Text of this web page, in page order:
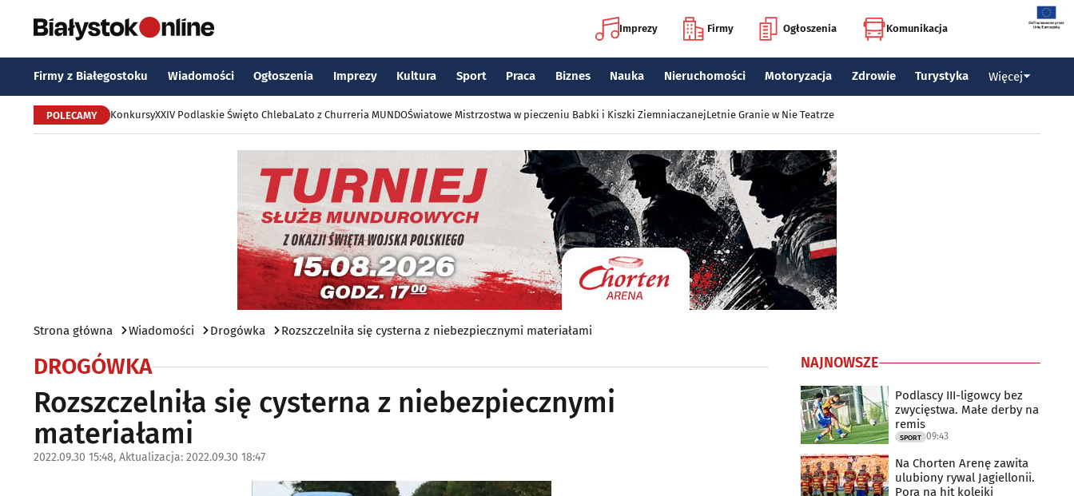
Imprezy Firmy Ogłoszenia Komunikacja
Firmy z Białegostoku Wiadomości Ogłoszenia Imprezy Kultura Sport Praca Biznes Nauka Nieruchomości Motoryzacja Zdrowie Turystyka Więcej
POLECAMY KonkursyXXIV Podlaskie Święto ChlebaLato z Churreria MUNDOŚwiatowe Mistrzostwa w pieczeniu Babki i Kiszki ZiemniaczanejLetnie Granie w Nie Teatrze
Strona główna Wiadomości Drogówka Rozszczelniła się cysterna z niebezpiecznymi materiałami
DROGÓWKA
Rozszczelniła się cysterna z niebezpiecznymi
materiałami
2022.09.30 15:48, Aktualizacja: 2022.09.30 18:47
NAJNOWSZE
Podlascy III-ligowcy bez
zwycięstwa. Małe derby na
remis
SPORT 09:43
Na Chorten Arenę zawita
ulubiony rywal Jagiellonii.
Pora na hit kolejki